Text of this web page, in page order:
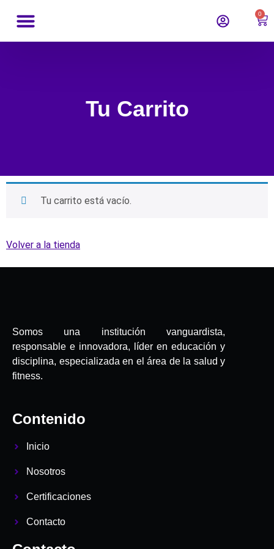
0
Tu Carrito
Tu carrito está vacío.
Volver a la tienda
Somos una institución vanguardista,
responsable e innovadora, líder en educación y
disciplina, especializada en el área de la salud y
fitness.
Contenido
Inicio
Nosotros
Certificaciones
Contacto